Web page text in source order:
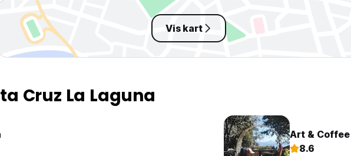
Vis kart
Cruz La Laguna
Art & Coffee
8.6